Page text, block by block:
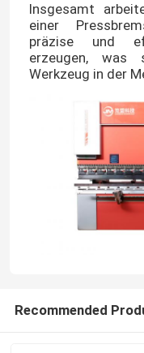
Insgesamt
einer
präzise und
erzeugen, was
Werkzeug in der
Recommended